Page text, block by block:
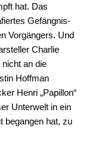
hat. Das
Gefängnis-
Vorgängers. Und
Charlie
an die
Hoffman
Henri „Papillon“
Unterwelt in ein
begangen hat, zu